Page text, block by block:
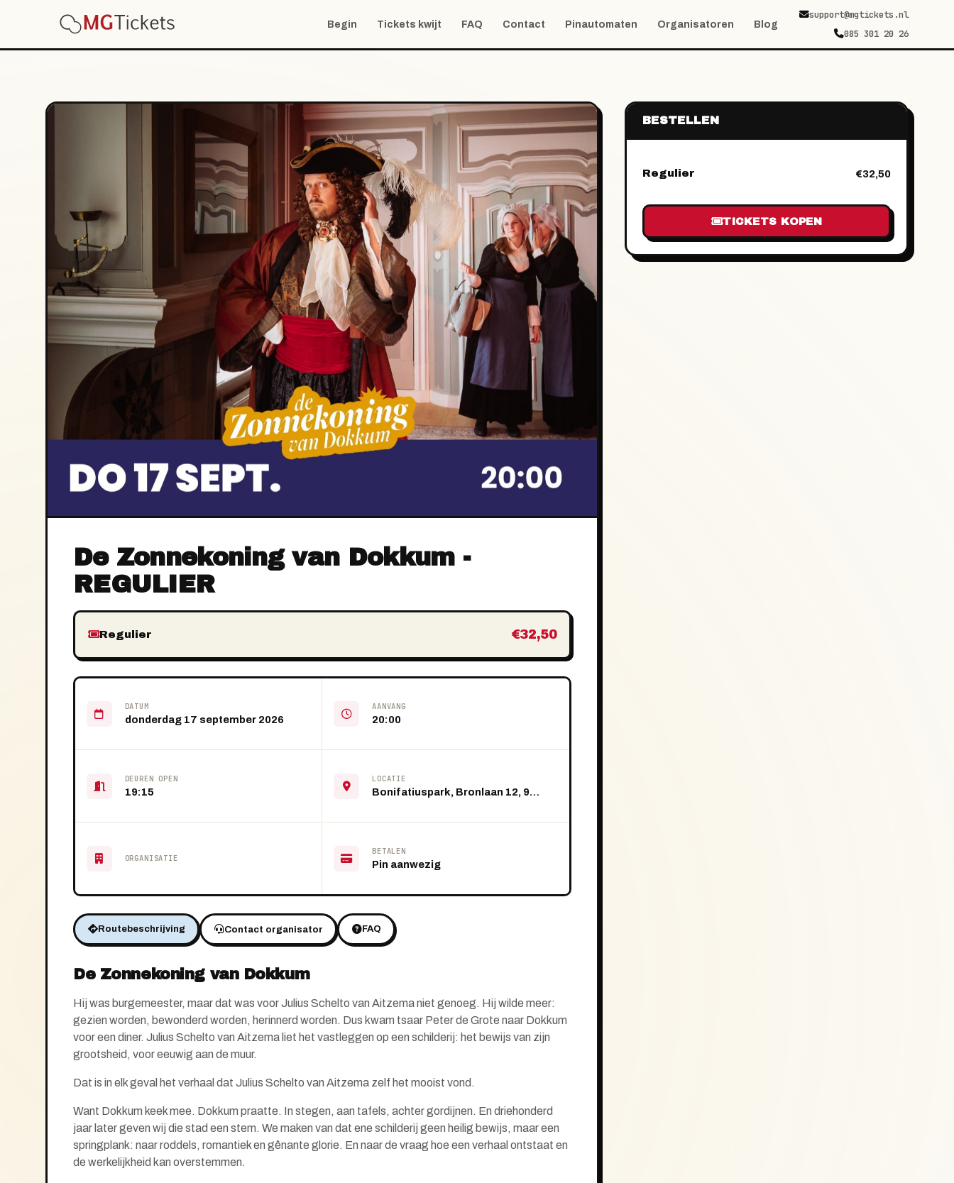
Begin Tickets kwijt FAQ Contact Pinautomaten Organisatoren Blog
support@mgtickets.nl
085 301 20 26
De Zonnekoning van Dokkum -
REGULIER
Regulier €32,50
DATUM
donderdag 17 september 2026
AANVANG
20:00
DEUREN OPEN
19:15
LOCATIE
Bonifatiuspark, Bronlaan 12, 9101 VS Dokkum
ORGANISATIE
BETALEN
Pin aanwezig
Routebeschrijving Contact organisator FAQ
De Zonnekoning van Dokkum
Hij was burgemeester, maar dat was voor Julius Schelto van Aitzema niet genoeg. Hij wilde meer:
gezien worden, bewonderd worden, herinnerd worden. Dus kwam tsaar Peter de Grote naar Dokkum
voor een diner. Julius Schelto van Aitzema liet het vastleggen op een schilderij: het bewijs van zijn
grootsheid, voor eeuwig aan de muur.
Dat is in elk geval het verhaal dat Julius Schelto van Aitzema zelf het mooist vond.
Want Dokkum keek mee. Dokkum praatte. In stegen, aan tafels, achter gordijnen. En driehonderd
jaar later geven wij die stad een stem. We maken van dat ene schilderij geen heilig bewijs, maar een
springplank: naar roddels, romantiek en gênante glorie. En naar de vraag hoe een verhaal ontstaat en
de werkelijkheid kan overstemmen.
BESTELLEN
Regulier €32,50
TICKETS KOPEN